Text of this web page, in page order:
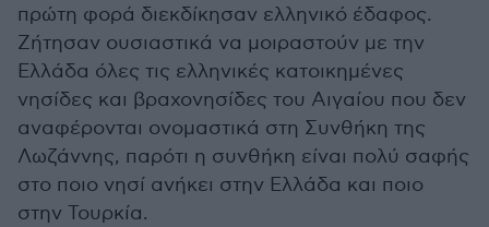
πρώτη φορά διεκδίκησαν ελληνικό έδαφος.
Ζήτησαν ουσιαστικά να μοιραστούν με την
Ελλάδα όλες τις ελληνικές κατοικημένες
νησίδες και βραχονησίδες του Αιγαίου που δεν
αναφέρονται ονομαστικά στη Συνθήκη της
Λωζάννης, παρότι η συνθήκη είναι πολύ σαφής
στο ποιο νησί ανήκει στην Ελλάδα και ποιο
στην Τουρκία.